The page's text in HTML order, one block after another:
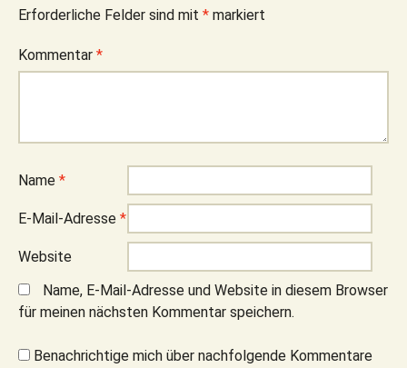
Erforderliche Felder sind mit * markiert
Kommentar *
Name *
E-Mail-Adresse *
Website
Name, E-Mail-Adresse und Website in diesem Browser
für meinen nächsten Kommentar speichern.
Benachrichtige mich über nachfolgende Kommentare